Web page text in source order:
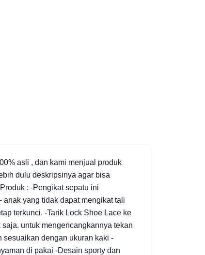
asli , dan kami menjual produk
dulu deskripsinya agar bisa
: -Pengikat sepatu ini
yang tidak dapat mengikat tali
terkunci. -Tarik Lock Shoe Lace ke
untuk mengencangkannya tekan
sesuaikan dengan ukuran kaki -
di pakai -Desain sporty dan